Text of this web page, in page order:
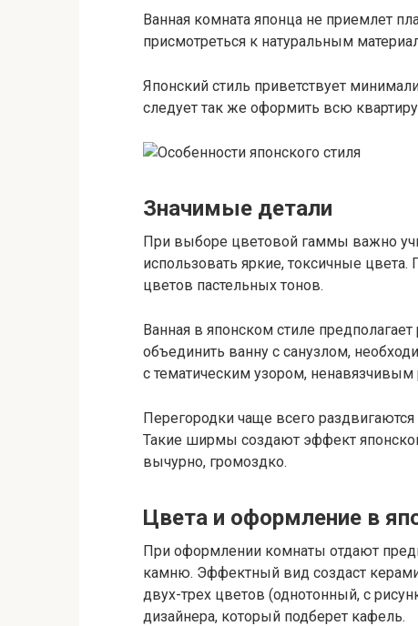
Ванная комната японца не приемлет
присмотреться к натуральным
Японский стиль приветствует
следует так же оформить всю
Значимые детали
При выборе цветовой гаммы важно
использовать яркие, токсичные
цветов пастельных тонов.
Ванная в японском стиле
объединить ванну с санузлом,
с тематическим узором, ненавязчивым
Перегородки чаще всего
Такие ширмы создают эффект
вычурно, громоздко.
Цвета и оформление в
При оформлении комнаты отдают
камню. Эффектный вид создаст
двух-трех цветов (однотонный, с
дизайнера, который подберет кафель.